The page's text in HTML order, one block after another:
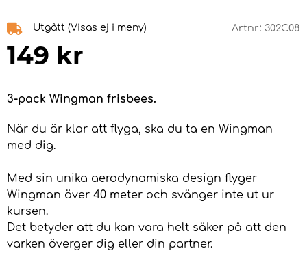
Utgått (Visas ej i meny) Artnr: 302C08
149 kr
3-pack Wingman frisbees.
När du är klar att flyga, ska du ta en Wingman
med dig.
Med sin unika aerodynamiska design flyger
Wingman över 40 meter och svänger inte ut ur
kursen.
Det betyder att du kan vara helt säker på att den
varken överger dig eller din partner.